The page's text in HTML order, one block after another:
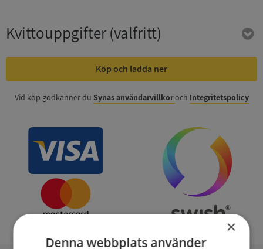
Kvittouppgifter(valfritt)
Köp och ladda ner
Vid köp godkänner du Synas användarvillkoroch Integritetspolicy
×
Denna webbplats använder